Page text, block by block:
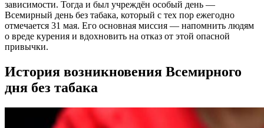
зависимости. Тогда и был учреждён особый день —
Всемирный день без табака, который с тех пор ежегодно
отмечается 31 мая. Его основная миссия — напомнить людям
о вреде курения и вдохновить на отказ от этой опасной
привычки.
История возникновения Всемирного
дня без табака